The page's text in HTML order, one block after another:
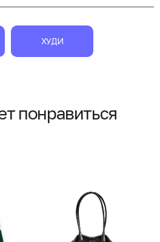
ХУДИ
понравиться